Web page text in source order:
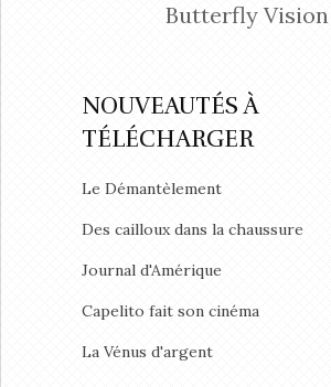
Butterfly Vision
NOUVEAUTÉS À
TÉLÉCHARGER
Le Démantèlement
Des cailloux dans la chaussure
Journal d'Amérique
Capelito fait son cinéma
La Vénus d'argent